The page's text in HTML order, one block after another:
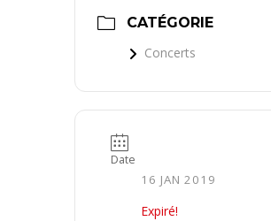
CATÉGORIE
Concerts
Date
16 JAN 2019
Expiré!